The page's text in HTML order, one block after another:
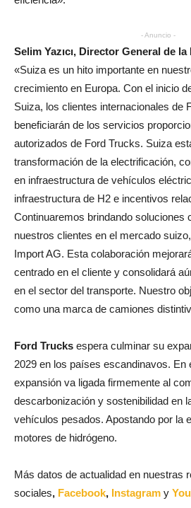
- Anuncio -
Selim Yazıcı, Director General de
«Suiza es un hito importante en
crecimiento en Europa. Con el inicio
Suiza, los clientes internacionales de
beneficiarán de los servicios
autorizados de Ford Trucks. Suiza
transformación de la electrificación,
en infraestructura de vehículos
infraestructura de H2 e incentivos
Continuaremos brindando soluciones
nuestros clientes en el mercado
Import AG. Esta colaboración
centrado en el cliente y consolidará
en el sector del transporte. Nuestro
como una marca de camiones
Ford Trucks espera culminar su
2029 en los países escandinavos. En
expansión va ligada firmemente al
descarbonización y sostenibilidad en
vehículos pesados. Apostando por la
motores de hidrógeno.
Más datos de actualidad en nuestras
sociales, Facebook, Instagram y